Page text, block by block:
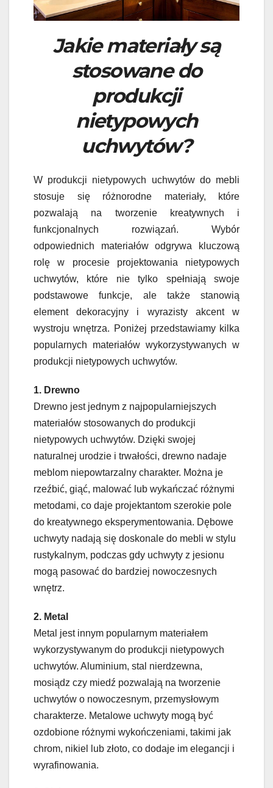
Jakie materiały są
stosowane do
produkcji
nietypowych
uchwytów?
W produkcji nietypowych uchwytów do mebli
stosuje się różnorodne materiały, które
pozwalają na tworzenie kreatywnych i
funkcjonalnych rozwiązań. Wybór
odpowiednich materiałów odgrywa kluczową
rolę w procesie projektowania nietypowych
uchwytów, które nie tylko spełniają swoje
podstawowe funkcje, ale także stanowią
element dekoracyjny i wyrazisty akcent w
wystroju wnętrza. Poniżej przedstawiamy kilka
popularnych materiałów wykorzystywanych w
produkcji nietypowych uchwytów.
1. Drewno
Drewno jest jednym z najpopularniejszych
materiałów stosowanych do produkcji
nietypowych uchwytów. Dzięki swojej
naturalnej urodzie i trwałości, drewno nadaje
meblom niepowtarzalny charakter. Można je
rzeźbić, giąć, malować lub wykańczać różnymi
metodami, co daje projektantom szerokie pole
do kreatywnego eksperymentowania. Dębowe
uchwyty nadają się doskonale do mebli w stylu
rustykalnym, podczas gdy uchwyty z jesionu
mogą pasować do bardziej nowoczesnych
wnętrz.
2. Metal
Metal jest innym popularnym materiałem
wykorzystywanym do produkcji nietypowych
uchwytów. Aluminium, stal nierdzewna,
mosiądz czy miedź pozwalają na tworzenie
uchwytów o nowoczesnym, przemysłowym
charakterze. Metalowe uchwyty mogą być
ozdobione różnymi wykończeniami, takimi jak
chrom, nikiel lub złoto, co dodaje im elegancji i
wyrafinowania.